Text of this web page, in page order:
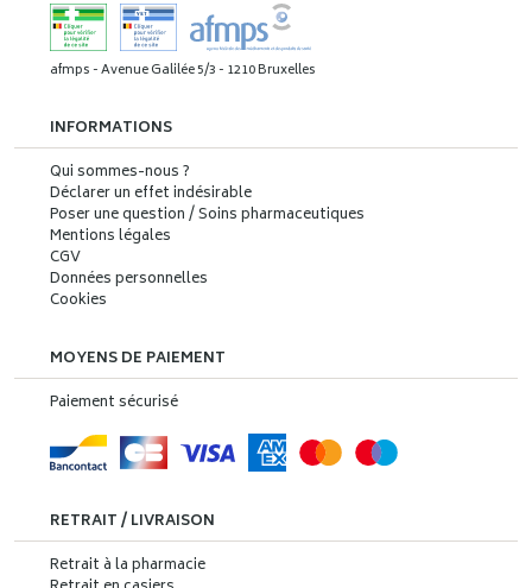
afmps - Avenue Galilée 5/3 - 1210 Bruxelles
INFORMATIONS
Qui sommes-nous ?
Déclarer un effet indésirable
Poser une question / Soins pharmaceutiques
Mentions légales
CGV
Données personnelles
Cookies
MOYENS DE PAIEMENT
Paiement sécurisé
RETRAIT / LIVRAISON
Retrait à la pharmacie